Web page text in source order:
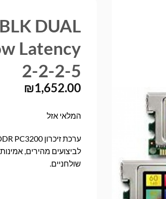
DUAL
Latency
2-2-2-5
₪1,652.00
המלאי אזל
שולחניים.